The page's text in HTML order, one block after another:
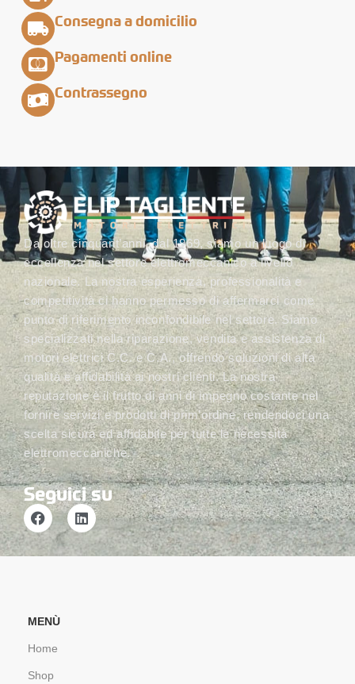
Consegna a domicilio
Pagamenti online
Contrassegno
Da oltre cinquant’anni, dal 1969, siamo un luogo di
eccellenza nel settore elettromeccanico a livello
nazionale. La nostra esperienza, professionalità e
competitività ci hanno permesso di affermarci come
punto di riferimento inconfondibile nel settore. Siamo
specializzati nella riparazione, vendita e assistenza di
motori elettrici C.C. e C.A., offrendo soluzioni di alta
qualità e affidabilità ai nostri clienti. La nostra
reputazione è il frutto di anni di impegno costante nel
fornire servizi e prodotti di prim’ordine, rendendoci una
scelta sicura ed affidabile per tutte le necessità
elettromeccaniche.
Seguici su
MENÙ
Home
Shop